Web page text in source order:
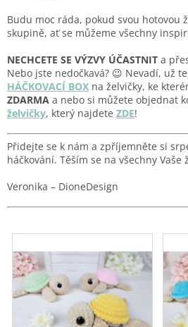
Budu moc ráda, pokud svou hotovou
skupině, ať se můžeme všechny
NECHCETE SE VÝZVY ÚČASTNIT a
Nebo jste nedočkavá? 😉 Nevadí, už
HÁČKOVACÍ BOX na želvičky, ke
ZDARMA a nebo si můžete objednat
želvičky, který najdete ZDE!
Přidejte se k nám a zpříjemněte si
háčkování. Těším se na všechny Vaše
Veronika – DioneDesign